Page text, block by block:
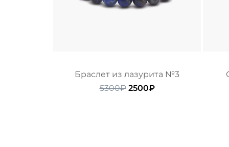
Браслет из лазурита №3
5300₽ Первоначальная
2500₽Текущая